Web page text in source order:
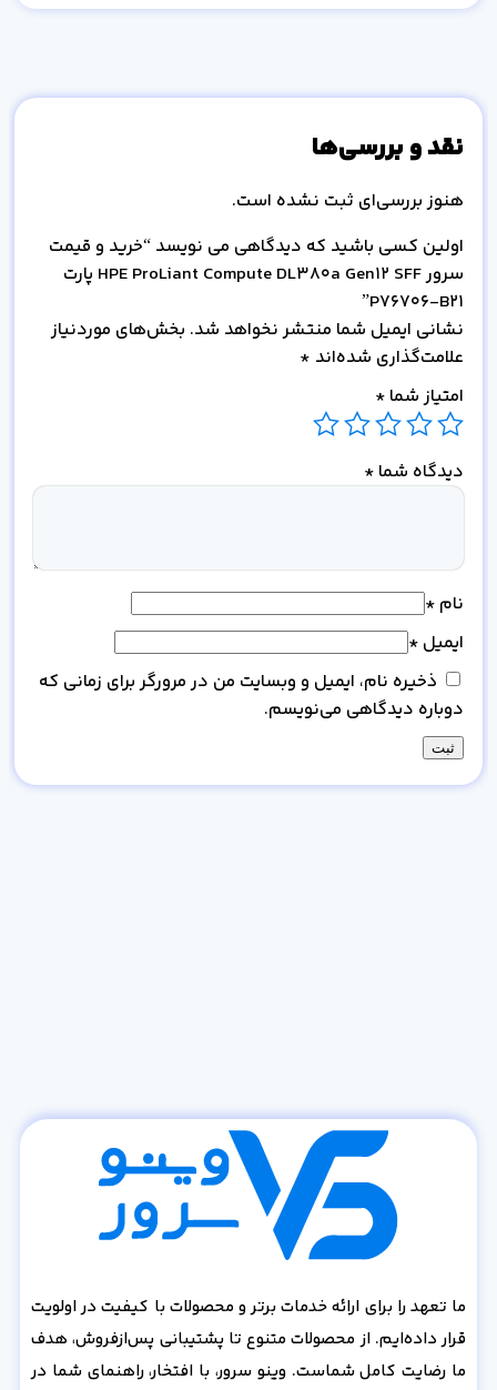
نقد و بررسی‌ها
هنوز بررسی‌ای ثبت نشده است.
اولین کسی باشید که دیدگاهی می نویسد “خرید و قیمت
سرور HPE ProLiant Compute DL380a Gen12 SFF پارت
P76706-B21”
نشانی ایمیل شما منتشر نخواهد شد. بخش‌های موردنیاز
علامت‌گذاری شده‌اند *
امتیاز شما *
دیدگاه شما *
نام *
ایمیل *
ذخیره نام، ایمیل و وبسایت من در مرورگر برای زمانی که
دوباره دیدگاهی می‌نویسم.
ما تعهد را برای ارائه خدمات برتر و محصولات با کیفیت در اولویت
قرار داده‌ایم. از محصولات متنوع تا پشتیبانی پس‌از‌فروش، هدف
ما رضایت کامل شماست. وینو سرور، با افتخار، راهنمای شما در